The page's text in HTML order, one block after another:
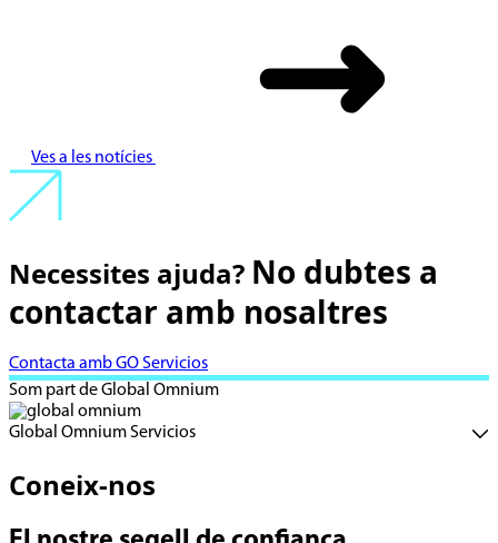
Ves a les notícies
Necessites ajuda? No dubtes a
contactar amb nosaltres
Contacta amb GO Servicios
Som part de Global Omnium
Global Omnium Servicios
Coneix-nos